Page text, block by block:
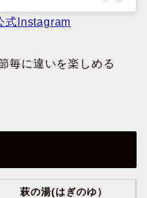
式Instagram
毎に違いを楽しめる
萩の湯(はぎのゆ）